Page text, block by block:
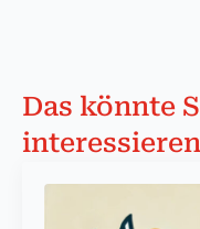
Das könnte